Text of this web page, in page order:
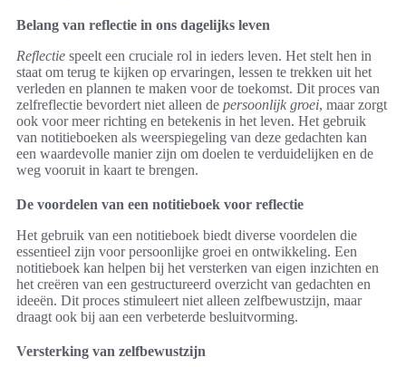
Belang van reflectie in ons dagelijks leven
Reflectie speelt een cruciale rol in ieders leven. Het stelt hen in
staat om terug te kijken op ervaringen, lessen te trekken uit het
verleden en plannen te maken voor de toekomst. Dit proces van
zelfreflectie bevordert niet alleen de persoonlijk groei, maar zorgt
ook voor meer richting en betekenis in het leven. Het gebruik
van notitieboeken als weerspiegeling van deze gedachten kan
een waardevolle manier zijn om doelen te verduidelijken en de
weg vooruit in kaart te brengen.
De voordelen van een notitieboek voor reflectie
Het gebruik van een notitieboek biedt diverse voordelen die
essentieel zijn voor persoonlijke groei en ontwikkeling. Een
notitieboek kan helpen bij het versterken van eigen inzichten en
het creëren van een gestructureerd overzicht van gedachten en
ideeën. Dit proces stimuleert niet alleen zelfbewustzijn, maar
draagt ook bij aan een verbeterde besluitvorming.
Versterking van zelfbewustzijn